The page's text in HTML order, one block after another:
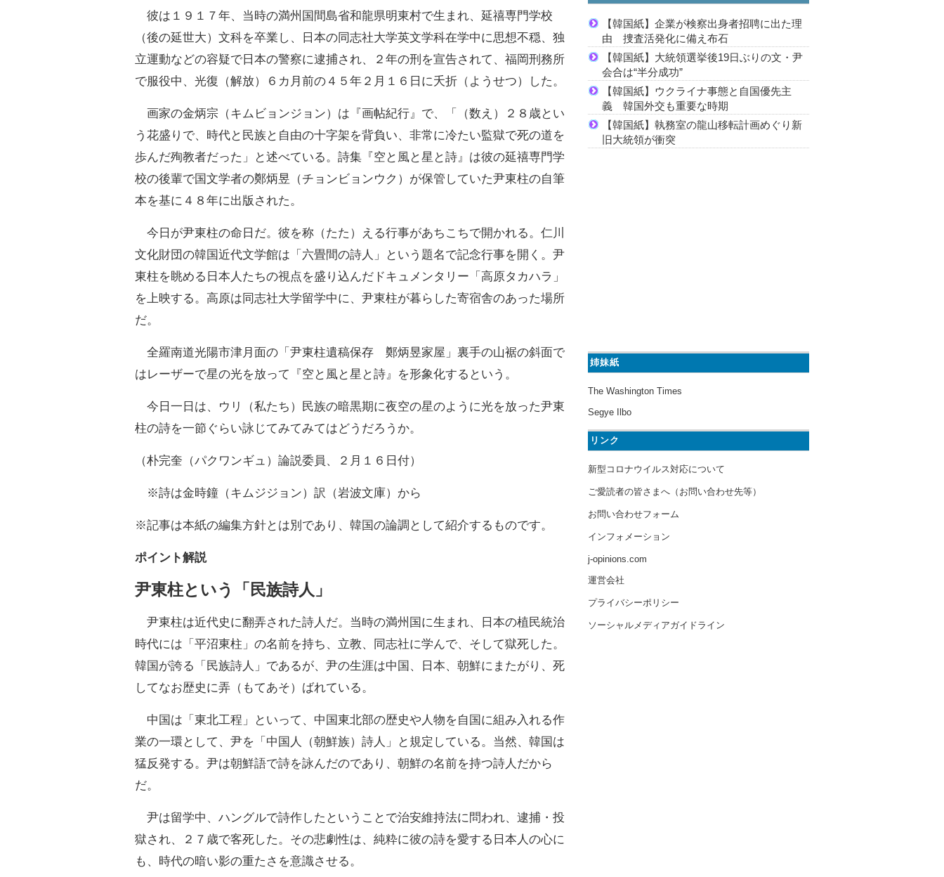
彼は１９１７年、当時の満州国間島省和龍県明東村で生まれ、延禧専門学校
（後の延世大）文科を卒業し、日本の同志社大学英文学科在学中に思想不穏、独
立運動などの容疑で日本の警察に逮捕され、２年の刑を宣告されて、福岡刑務所
で服役中、光復（解放）６カ月前の４５年２月１６日に夭折（ようせつ）した。
画家の金炳宗（キムビョンジョン）は『画帖紀行』で、「（数え）２８歳とい
う花盛りで、時代と民族と自由の十字架を背負い、非常に冷たい監獄で死の道を
歩んだ殉教者だった」と述べている。詩集『空と風と星と詩』は彼の延禧専門学
校の後輩で国文学者の鄭炳昱（チョンビョンウク）が保管していた尹東柱の自筆
本を基に４８年に出版された。
今日が尹東柱の命日だ。彼を称（たた）える行事があちこちで開かれる。仁川
文化財団の韓国近代文学館は「六畳間の詩人」という題名で記念行事を開く。尹
東柱を眺める日本人たちの視点を盛り込んだドキュメンタリー「高原タカハラ」
を上映する。高原は同志社大学留学中に、尹東柱が暮らした寄宿舎のあった場所
だ。
全羅南道光陽市津月面の「尹東柱遺稿保存 鄭炳昱家屋」裏手の山裾の斜面で
はレーザーで星の光を放って『空と風と星と詩』を形象化するという。
今日一日は、ウリ（私たち）民族の暗黒期に夜空の星のように光を放った尹東
柱の詩を一節ぐらい詠じてみてみてはどうだろうか。
（朴完奎（パクワンギュ）論説委員、２月１６日付）
※詩は金時鐘（キムジジョン）訳（岩波文庫）から
※記事は本紙の編集方針とは別であり、韓国の論調として紹介するものです。
ポイント解説
尹東柱という「民族詩人」
尹東柱は近代史に翻弄された詩人だ。当時の満州国に生まれ、日本の植民統治
時代には「平沼東柱」の名前を持ち、立教、同志社に学んで、そして獄死した。
韓国が誇る「民族詩人」であるが、尹の生涯は中国、日本、朝鮮にまたがり、死
してなお歴史に弄（もてあそ）ばれている。
中国は「東北工程」といって、中国東北部の歴史や人物を自国に組み入れる作
業の一環として、尹を「中国人（朝鮮族）詩人」と規定している。当然、韓国は
猛反発する。尹は朝鮮語で詩を詠んだのであり、朝鮮の名前を持つ詩人だから
だ。
尹は留学中、ハングルで詩作したということで治安維持法に問われ、逮捕・投
獄され、２７歳で客死した。その悲劇性は、純粋に彼の詩を愛する日本人の心に
も、時代の暗い影の重たさを意識させる。
【韓国紙】企業が検察出身者招聘に出た理
由 捜査活発化に備え布石
【韓国紙】大統領選挙後19日ぶりの文・尹
会合は“半分成功”
【韓国紙】ウクライナ事態と自国優先主
義 韓国外交も重要な時期
【韓国紙】執務室の龍山移転計画めぐり新
旧大統領が衝突
姉妹紙
The Washington Times
Segye Ilbo
リンク
新型コロナウイルス対応について
ご愛読者の皆さまへ（お問い合わせ先等）
お問い合わせフォーム
インフォメーション
j-opinions.com
運営会社
プライバシーポリシー
ソーシャルメディアガイドライン